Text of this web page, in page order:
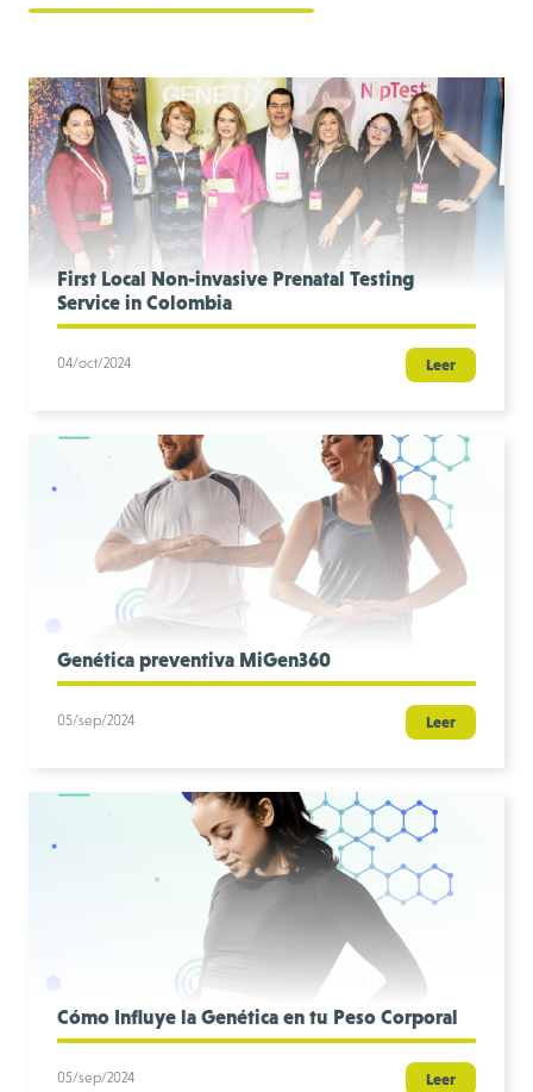
First Local Non-invasive Prenatal Testing
Service in Colombia
04/oct/2024 Leer
Genética preventiva MiGen360
05/sep/2024 Leer
Cómo Influye la Genética en tu Peso Corporal
05/sep/2024 Leer